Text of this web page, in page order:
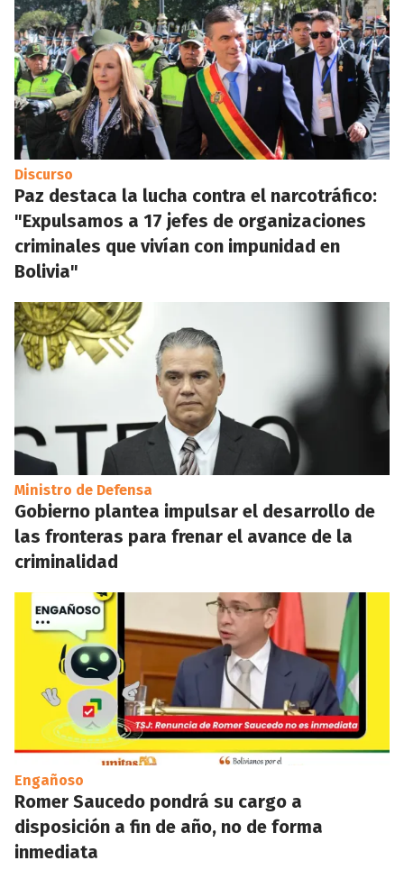
Discurso
Paz destaca la lucha contra el narcotráfico:
"Expulsamos a 17 jefes de organizaciones
criminales que vivían con impunidad en
Bolivia"
Ministro de Defensa
Gobierno plantea impulsar el desarrollo de
las fronteras para frenar el avance de la
criminalidad
Engañoso
Romer Saucedo pondrá su cargo a
disposición a fin de año, no de forma
inmediata